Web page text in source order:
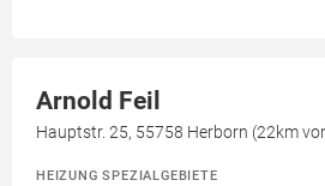
Arnold Feil
Hauptstr. 25, 55758 Herborn (22km
HEIZUNG SPEZIALGEBIETE